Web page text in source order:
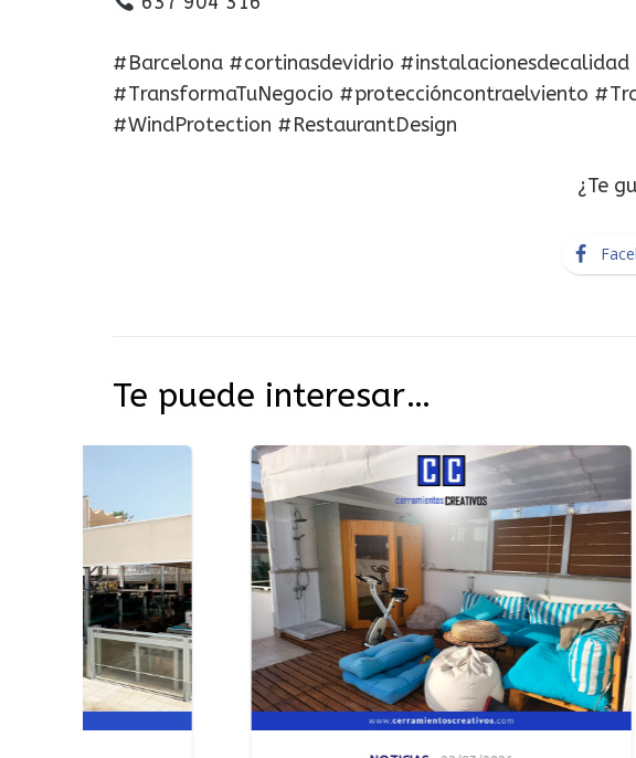
#Barcelona #cortinasdevidrio #instalacionesdecalidad
#TransformaTuNegocio #proteccióncontraelviento
#WindProtection #RestaurantDesign
¿Te
Te puede interesar…